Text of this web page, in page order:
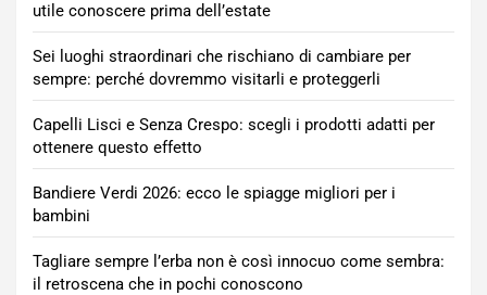
utile conoscere prima dell’estate
Sei luoghi straordinari che rischiano di cambiare per
sempre: perché dovremmo visitarli e proteggerli
Capelli Lisci e Senza Crespo: scegli i prodotti adatti per
ottenere questo effetto
Bandiere Verdi 2026: ecco le spiagge migliori per i
bambini
Tagliare sempre l’erba non è così innocuo come sembra:
il retroscena che in pochi conoscono